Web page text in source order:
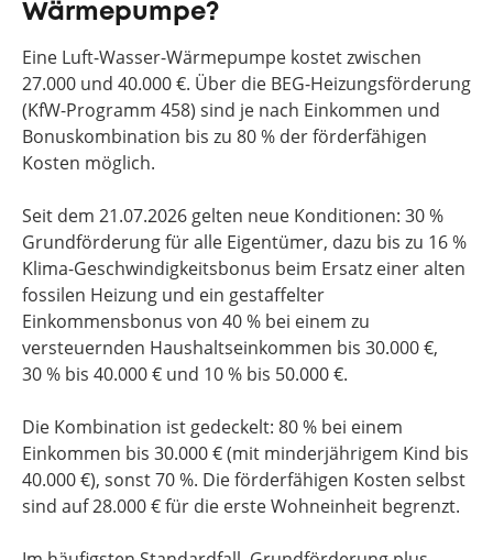
Wärmepumpe?
Eine Luft-Wasser-Wärmepumpe kostet zwischen
27.000 und 40.000 €. Über die BEG-Heizungsförderung
(KfW-Programm 458) sind je nach Einkommen und
Bonuskombination bis zu 80 % der förderfähigen
Kosten möglich.
Seit dem 21.07.2026 gelten neue Konditionen: 30 %
Grundförderung für alle Eigentümer, dazu bis zu 16 %
Klima-Geschwindigkeitsbonus beim Ersatz einer alten
fossilen Heizung und ein gestaffelter
Einkommensbonus von 40 % bei einem zu
versteuernden Haushaltseinkommen bis 30.000 €,
30 % bis 40.000 € und 10 % bis 50.000 €.
Die Kombination ist gedeckelt: 80 % bei einem
Einkommen bis 30.000 € (mit minderjährigem Kind bis
40.000 €), sonst 70 %. Die förderfähigen Kosten selbst
sind auf 28.000 € für die erste Wohneinheit begrenzt.